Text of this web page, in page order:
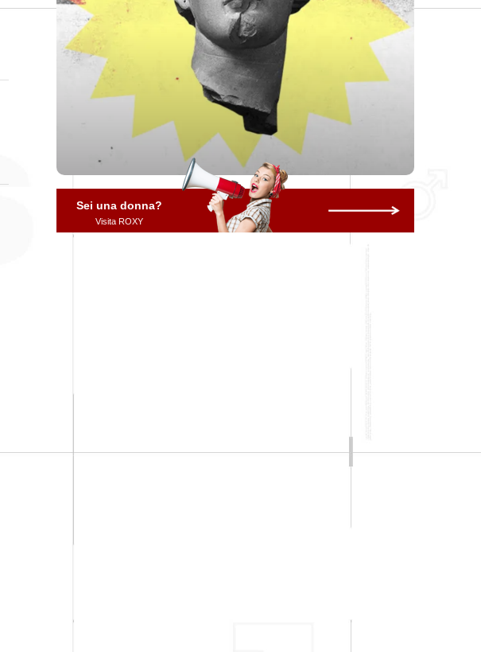
Sei una donna?
Visita ROXY